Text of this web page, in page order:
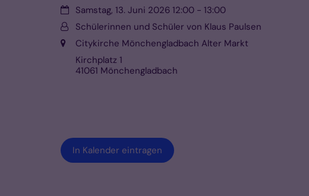
Datum:Samstag, 13. Juni 2026 12:00 - 13:00
Von:Schülerinnen und Schüler von Klaus Paulsen
Ort: Citykirche Mönchengladbach Alter Markt
Kirchplatz 1
41061 Mönchengladbach
In Kalender eintragen